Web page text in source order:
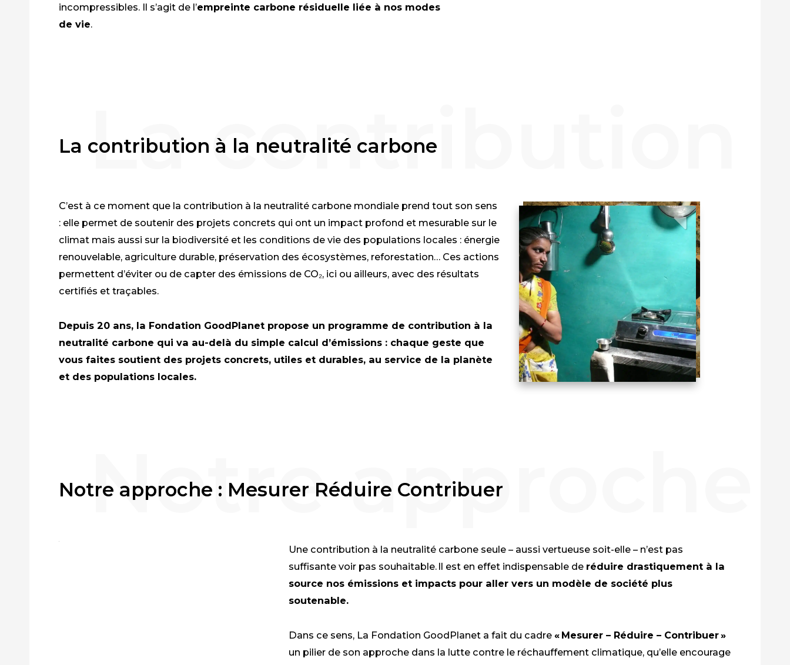
incompressibles. Il s’agit de l’empreinte carbone résiduelle liée à nos modes
de vie.
La contribution à la neutralité carbone
Previous Next
C’est à ce moment que la contribution à la neutralité carbone mondiale prend tout son sens
: elle permet de soutenir des projets concrets qui ont un impact profond et mesurable sur le
climat mais aussi sur la biodiversité et les conditions de vie des populations locales : énergie
renouvelable, agriculture durable, préservation des écosystèmes, reforestation… Ces actions
permettent d’éviter ou de capter des émissions de CO₂, ici ou ailleurs, avec des résultats
certifiés et traçables.
Depuis 20 ans, la Fondation GoodPlanet propose un programme de contribution à la
neutralité carbone qui va au-delà du simple calcul d’émissions : chaque geste que
vous faites soutient des projets concrets, utiles et durables, au service de la planète
et des populations locales.
Notre approche : Mesurer Réduire Contribuer
Une contribution à la neutralité carbone seule – aussi vertueuse soit-elle – n’est pas
suffisante voir pas souhaitable. Il est en effet indispensable de réduire drastiquement à la
source nos émissions et impacts pour aller vers un modèle de société plus
soutenable.
Dans ce sens, La Fondation GoodPlanet a fait du cadre« Mesurer – Réduire – Contribuer »
un pilier de son approche dans la lutte contre le réchauffement climatique, qu’elle encourage